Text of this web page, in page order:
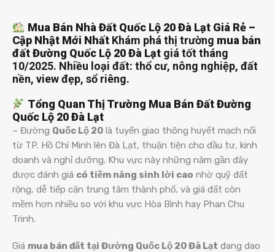
Mua Bán Nhà Đất Quốc Lộ 20 Đà Lạt Giá Rẻ –
Cập Nhật Mới Nhất Khám phá thị trường mua bán
đất Đường Quốc Lộ 20 Đà Lạt giá tốt tháng
10/2025. Nhiều loại đất: thổ cư, nông nghiệp, đất
nền, view đẹp, sổ riêng.
Tổng Quan Thị Trường Mua Bán Đất Đường
Quốc Lộ 20 Đà Lạt
– Đường Quốc Lộ 20 là tuyến giao thông huyết mạch nối
từ TP. Hồ Chí Minh lên Đà Lạt, thuận tiện cho đầu tư, kinh
doanh và nghỉ dưỡng. Khu vực này những năm gần đây
được đánh giá có tiềm năng sinh lời cao nhờ quỹ đất
rộng, dễ tiếp cận trung tâm thành phố, và giá đất còn
mềm hơn nhiều so với khu vực Hòa Bình hay Phan Chu
Trinh.
Giá mua bán đất tại Đường Quốc Lộ 20 Đà Lạt đang dao